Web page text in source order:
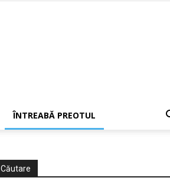
ÎNTREABĂ PREOTUL
Căutare